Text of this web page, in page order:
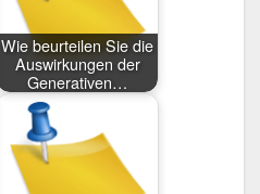
Wie beurteilen Sie die
Auswirkungen der
Generativen…